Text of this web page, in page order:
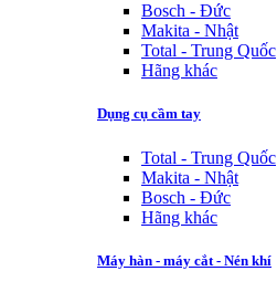
Bosch - Đức
Makita - Nhật
Total - Trung Quốc
Hãng khác
Dụng cụ cầm tay
Total - Trung Quốc
Makita - Nhật
Bosch - Đức
Hãng khác
Máy hàn - máy cắt - Nén khí